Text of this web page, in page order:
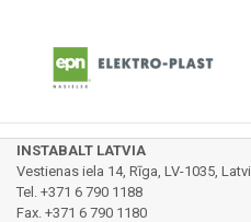
INSTABALT LATVIA
Vestienas iela 14, Rīga, LV-1035,
Tel. +371 6 790 1188
Fax. +371 6 790 1180